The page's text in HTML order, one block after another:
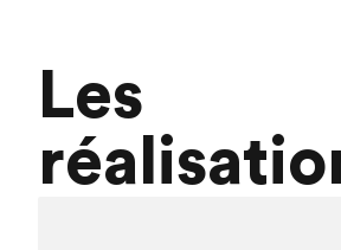
Les